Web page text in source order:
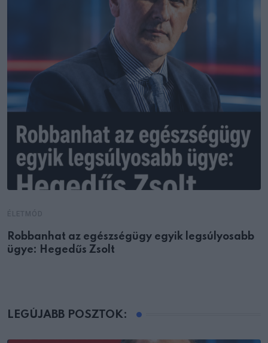
Robbanhat az egészségügy egyik legsúlyosabb
ügye: Hegedűs Zsolt
LEGÚJABB POSZTOK: